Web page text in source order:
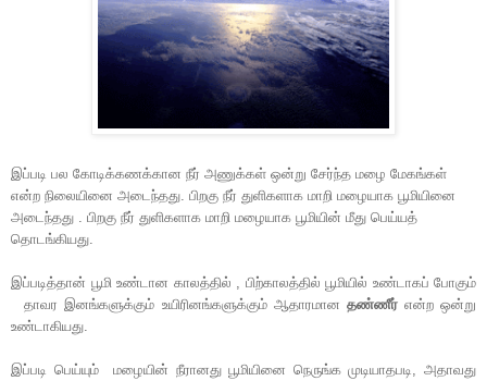
இப்படி பல கோடிக்கணக்கான நீர் அணுக்கள் ஒன்று சேர்ந்த மழை மேகங்கள்
என்ற நிலையினை அடைந்தது. பிறகு நீர் துளிகளாக மாறி மழையாக பூமியினை
அடைந்தது . பிறகு நீர் துளிகளாக மாறி மழையாக பூமியின் மீது பெய்யத்
தொடங்கியது.
இப்படித்தான் பூமி உண்டான காலத்தில் , பிற்காலத்தில் பூமியில் உண்டாகப் போகும்
தாவர இனங்களுக்கும் உயிரினங்களுக்கும் ஆதாரமான தண்ணீர் என்ற ஒன்று
உண்டாகியது.
இப்படி பெய்யும் மழையின் நீரானது பூமியினை நெருங்க முடியாதபடி, அதாவது